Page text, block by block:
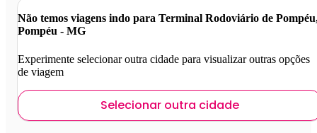
Não temos viagens indo para Terminal Rodoviário de
Pompéu - MG
Experimente selecionar outra cidade para visualizar outras opções
de viagem
Selecionar outra cidade